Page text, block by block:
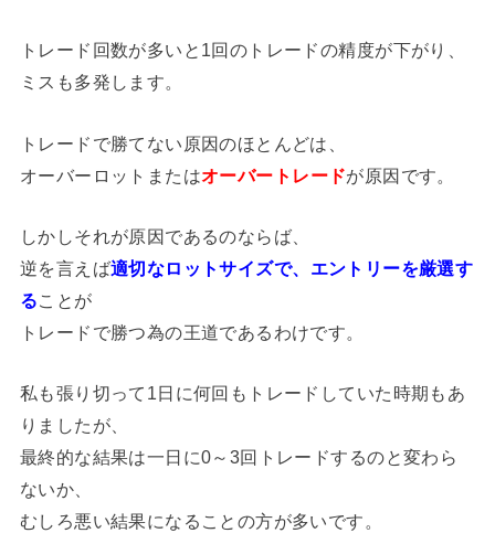
トレード回数が多いと1回のトレードの精度が下がり、
ミスも多発します。
トレードで勝てない原因のほとんどは、
オーバーロットまたはオーバートレードが原因です。
しかしそれが原因であるのならば、
逆を言えば適切なロットサイズで、エントリーを厳選す
ることが
トレードで勝つ為の王道であるわけです。
私も張り切って1日に何回もトレードしていた時期もあ
りましたが、
最終的な結果は一日に0～3回トレードするのと変わら
ないか、
むしろ悪い結果になることの方が多いです。